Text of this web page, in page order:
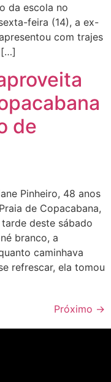
da escola no
feira (14), a ex-
com trajes
[…]
de
Pinheiro, 48 anos
de Copacabana,
deste sábado
branco, a
caminhava
refrescar, ela tomou
Próximo →